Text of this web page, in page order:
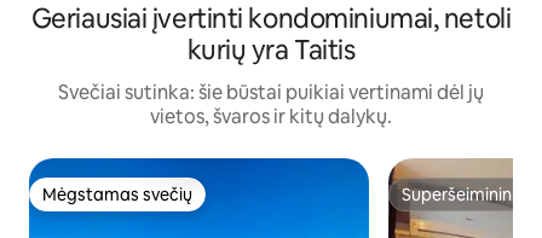
Geriausiai įvertinti kondominiumai, netoli
kurių yra Taitis
Svečiai sutinka: šie būstai puikiai vertinami dėl jų
vietos, švaros ir kitų dalykų.
Mėgstamas svečių
Mėgstamas svečių Superšeimininkas
Superšeimininkas